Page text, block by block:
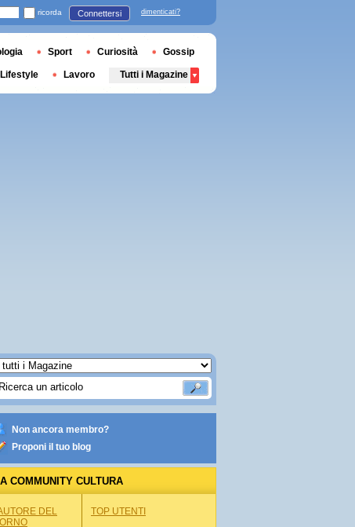
Non ancora membro?
Proponi il tuo blog
COMMUNITY CULTURA
DEL
TOP UTENTI
ricorda Connettersi dimenticati?
Sport Curiosità Gossip
Lifestyle Lavoro Tutti i Magazine